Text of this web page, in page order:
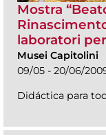
Mostra
laboratori
Musei Capitolini
09/05 - 20/06/
Didáctica para